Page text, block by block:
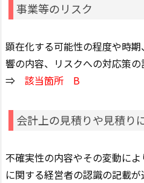
事業等のリスク
顕在化する可能性の程度や時
響の内容、リスクへの対応策の
⇒ 該当箇所 B
会計上の見積りや見積り
不確実性の内容やその変動に
に関する経営者の認識の記載